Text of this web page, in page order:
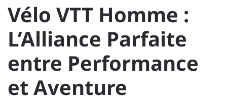
Vélo VTT Homme :
L’Alliance Parfaite
entre Performance
et Aventure